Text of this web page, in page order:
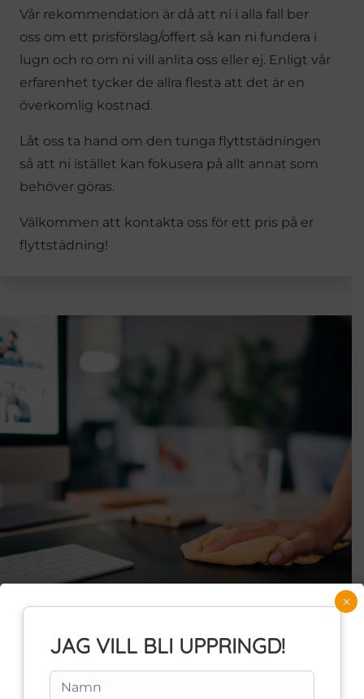
Vår rekommendation är då att ni i alla fall ber
oss om ett prisförslag/offert så kan ni fundera i
lugn och ro om ni vill anlita oss eller ej. Enligt vår
erfarenhet tycker de allra flesta att det är en
överkomlig kostnad.
Låt oss ta hand om den tunga flyttstädningen
så att ni istället kan fokusera på allt annat som
behöver göras.
Välkommen att kontakta oss för ett pris på er
flyttstädning!
PROFFSIG FLYTTSTÄDNING
JAG VILL BLI UPPRINGD!
×